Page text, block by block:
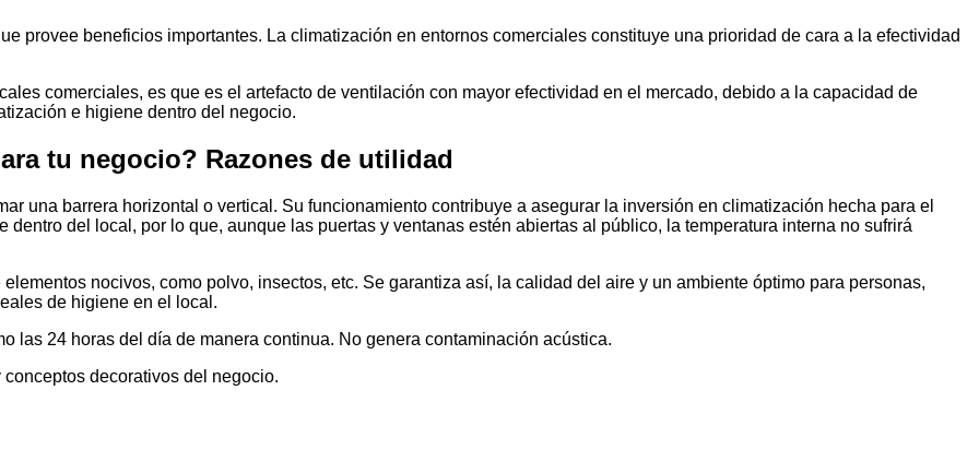
provee beneficios importantes. La climatización en entornos comerciales constituye una prioridad de cara a la efectividad
comerciales, es que es el artefacto de ventilación con mayor efectividad en el mercado, debido a la capacidad de
e higiene dentro del negocio.
tu negocio? Razones de utilidad
una barrera horizontal o vertical. Su funcionamiento contribuye a asegurar la inversión en climatización hecha para el
del local, por lo que, aunque las puertas y ventanas estén abiertas al público, la temperatura interna no sufrirá
nocivos, como polvo, insectos, etc. Se garantiza así, la calidad del aire y un ambiente óptimo para personas,
de higiene en el local.
las 24 horas del día de manera continua. No genera contaminación acústica.
decorativos del negocio.